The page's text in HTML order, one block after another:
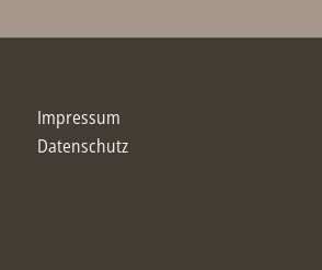
Impressum
Datenschutz